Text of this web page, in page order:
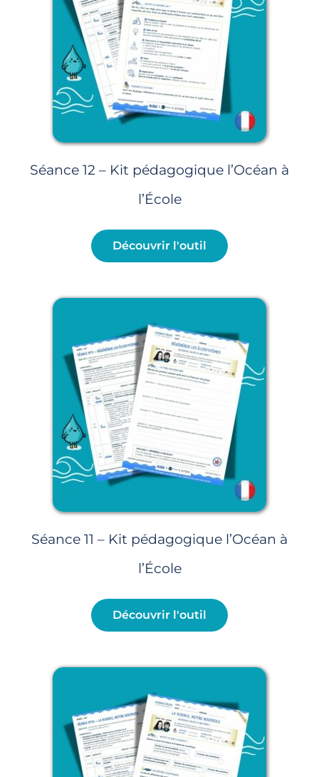
Séance 12 – Kit pédagogique l’Océan à
l’École
Découvrir l'outil
Séance 11 – Kit pédagogique l’Océan à
l’École
Découvrir l'outil